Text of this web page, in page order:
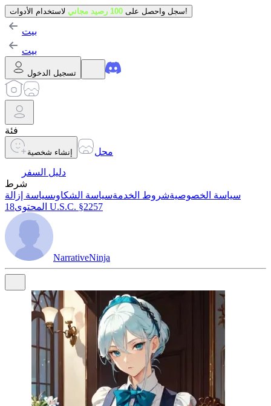
سجل واحصل على 100 رصيد مجاني لاستخدام الأدوات!
بيت
بيت
تسجيل الدخول
فئة
إنشاء شخصية
محل
دليل السفر
شرط
سياسة الخصوصيةشروط الخدمةسياسة الشكاوىسياسة إزالة
المحتوى 18 U.S.C. §2257
NarrativeNinja